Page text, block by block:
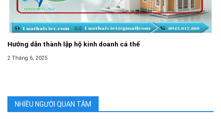
Hướng dẫn thành lập hộ kinh doanh cá thể
2 Tháng 6, 2025
NHIỀU NGƯỜI QUAN TÂM